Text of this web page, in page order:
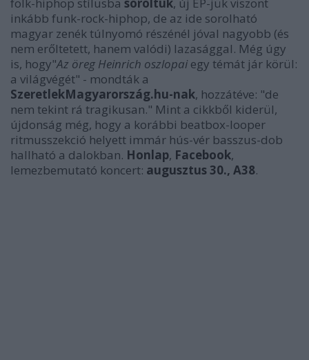
inkább funk-rock-hiphop, de az ide sorolható
magyar zenék túlnyomó részénél jóval nagyobb (és
nem erőltetett, hanem valódi) lazasággal. Még úgy
is, hogy"Az öreg Heinrich oszlopai egy témát jár körül:
a világvégét" - mondták a
SzeretlekMagyarország.hu-nak, hozzátéve: "de
nem tekint rá tragikusan." Mint a cikkből kiderül,
újdonság még, hogy a korábbi beatbox-looper
ritmusszekció helyett immár hús-vér basszus-dob
hallható a dalokban. Honlap, Facebook,
lemezbemutató koncert: augusztus 30., A38.